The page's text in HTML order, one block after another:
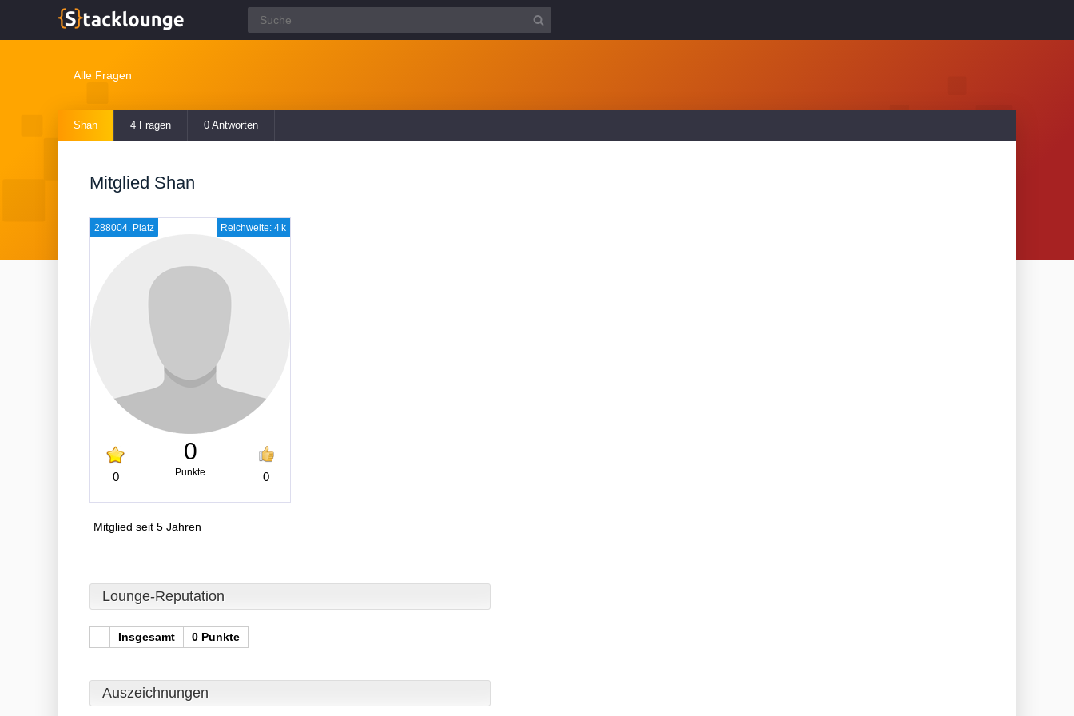
Alle Fragen
Shan 4 Fragen 0 Antworten
Mitglied Shan
Reichweite: 4 k
288004. Platz
0
0
Punkte 0
Mitglied seit 5 Jahren
Lounge-Reputation
Insgesamt 0 Punkte
Auszeichnungen